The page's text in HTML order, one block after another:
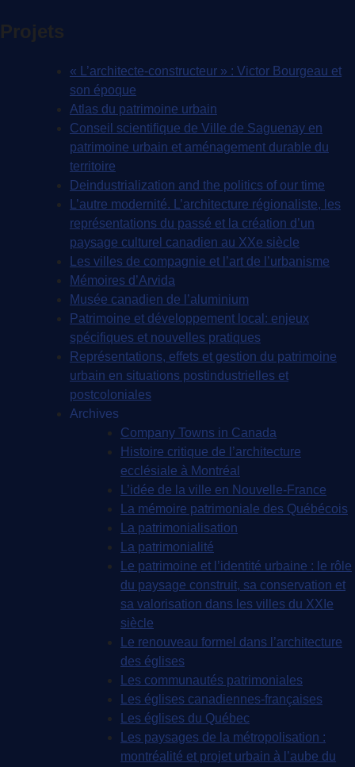
Projets
« L’architecte-constructeur » : Victor Bourgeau et
son époque
Atlas du patrimoine urbain
Conseil scientifique de Ville de Saguenay en
patrimoine urbain et aménagement durable du
territoire
Deindustrialization and the politics of our time
L’autre modernité. L’architecture régionaliste, les
représentations du passé et la création d’un
paysage culturel canadien au XXe siècle
Les villes de compagnie et l’art de l’urbanisme
Mémoires d’Arvida
Musée canadien de l’aluminium
Patrimoine et développement local: enjeux
spécifiques et nouvelles pratiques
Représentations, effets et gestion du patrimoine
urbain en situations postindustrielles et
postcoloniales
Archives
Company Towns in Canada
Histoire critique de l’architecture
ecclésiale à Montréal
L’idée de la ville en Nouvelle-France
La mémoire patrimoniale des Québécois
La patrimonialisation
La patrimonialité
Le patrimoine et l’identité urbaine : le rôle
du paysage construit, sa conservation et
sa valorisation dans les villes du XXIe
siècle
Le renouveau formel dans l’architecture
des églises
Les communautés patrimoniales
Les églises canadiennes-françaises
Les églises du Québec
Les paysages de la métropolisation :
montréalité et projet urbain à l’aube du